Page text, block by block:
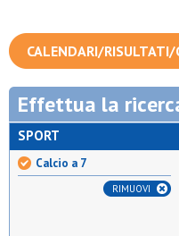
CALENDARI/RISULTATI/
Effettua la
SPORT
Calcio a 7
RIMUOVI